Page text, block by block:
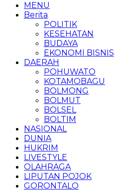
MENU
Berita
POLITIK
KESEHATAN
BUDAYA
EKONOMI BISNIS
DAERAH
POHUWATO
KOTAMOBAGU
BOLMONG
BOLMUT
BOLSEL
BOLTIM
NASIONAL
DUNIA
HUKRIM
LIVESTYLE
OLAHRAGA
LIPUTAN POJOK
GORONTALO